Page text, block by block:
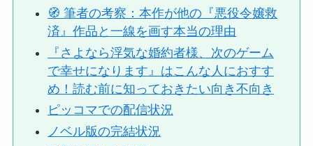
🧭 筆者の考察：本作が他の『悪役令嬢救
済』作品と一線を画す本当の理由
『さよなら浮気な婚約者様、次のゲーム
で幸せになります』はこんな人におすす
め！読む前に知っておきたい向き不向き
ピッコマでの配信状況
ノベル版の完結状況